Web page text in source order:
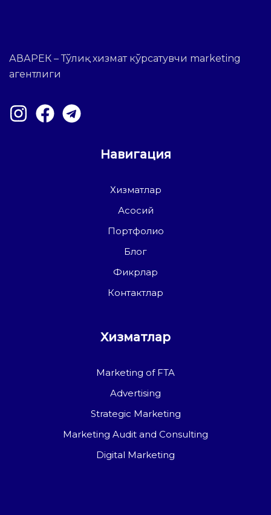
АВАРЕК – Тўлиқ хизмат кўрсатувчи marketing
агентлиги
Навигация
Хизматлар
Асосий
Портфолио
Блог
Фикрлар
Контактлар
Хизматлар
Marketing of FTA
Advertising
Strategic Marketing
Marketing Audit and Consulting
Digital Marketing